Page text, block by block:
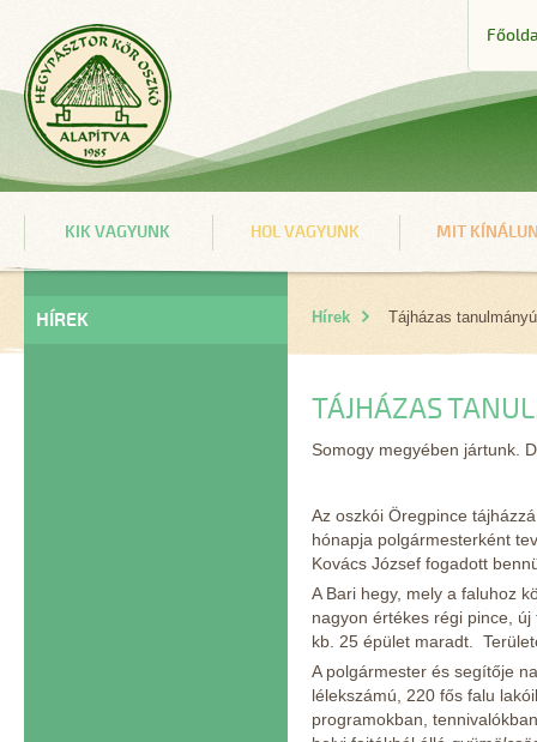
KIK VAGYUNK HOL VAGYUNK MIT
HÍREK Hírek Tájházas
TÁJHÁZAS
Somogy megyében jártunk.
Az oszkói Öregpince
hónapja polgármesterként
Kovács József fogadott
A Bari hegy, mely a faluhoz
nagyon értékes régi pince,
kb. 25 épület maradt.
A polgármester és segítője
lélekszámú, 220 fős falu
programokban,